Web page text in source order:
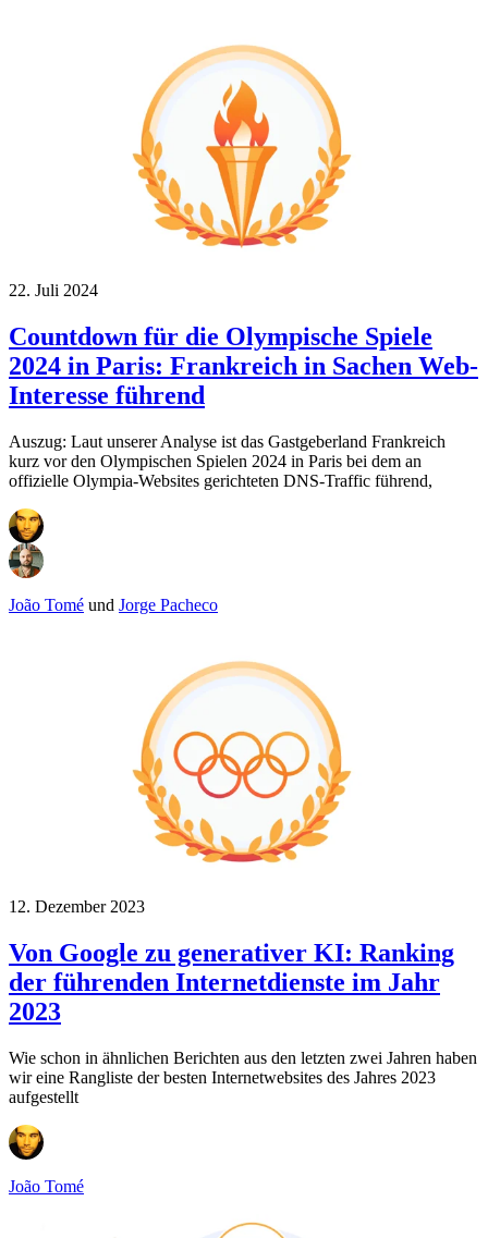
22. Juli 2024
Countdown für die Olympische Spiele
2024 in Paris: Frankreich in Sachen Web-
Interesse führend
Auszug: Laut unserer Analyse ist das Gastgeberland Frankreich
kurz vor den Olympischen Spielen 2024 in Paris bei dem an
offizielle Olympia-Websites gerichteten DNS-Traffic führend,
João Tomé und Jorge Pacheco
12. Dezember 2023
Von Google zu generativer KI: Ranking
der führenden Internetdienste im Jahr
2023
Wie schon in ähnlichen Berichten aus den letzten zwei Jahren haben
wir eine Rangliste der besten Internetwebsites des Jahres 2023
aufgestellt
João Tomé